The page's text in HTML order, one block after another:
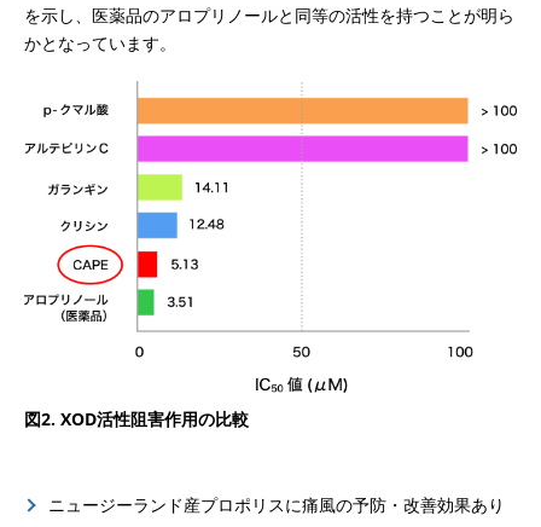
を示し、医薬品のアロプリノールと同等の活性を持つことが明ら
かとなっています。
図2. XOD活性阻害作用の比較
ニュージーランド産プロポリスに痛風の予防・改善効果あり